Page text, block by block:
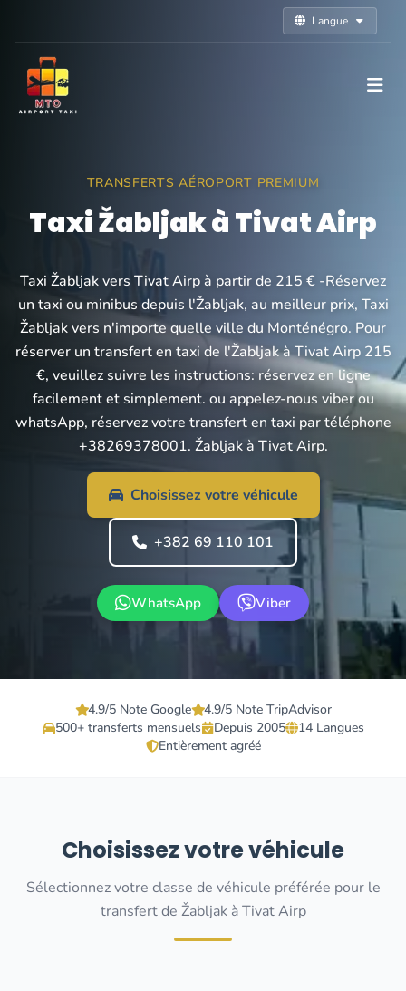
Langue
TRANSFERTS AÉROPORT PREMIUM
Taxi Žabljak à Tivat Airp
Taxi Žabljak vers Tivat Airp à partir de 215 € -Réservez
un taxi ou minibus depuis l'Žabljak, au meilleur prix, Taxi
Žabljak vers n'importe quelle ville du Monténégro. Pour
réserver un transfert en taxi de l'Žabljak à Tivat Airp 215
€, veuillez suivre les instructions: réservez en ligne
facilement et simplement. ou appelez-nous viber ou
whatsApp, réservez votre transfert en taxi par téléphone
+38269378001. Žabljak à Tivat Airp.
Choisissez votre véhicule
+382 69 110 101
WhatsApp Viber
4.9/5 Note Google
4.9/5 Note TripAdvisor
500+ transferts mensuels
Depuis 2005
14 Langues
Entièrement agréé
Choisissez votre véhicule
Sélectionnez votre classe de véhicule préférée pour le
transfert de Žabljak à Tivat Airp